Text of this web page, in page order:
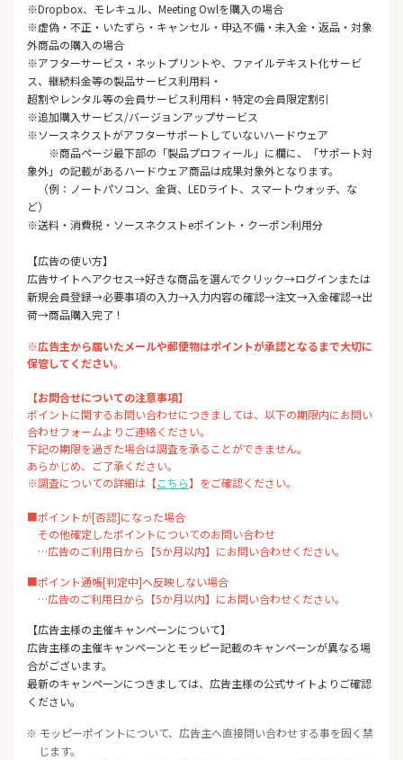
※Dropbox、モレキュル、Meeting Owlを購入の場合
※虚偽・不正・いたずら・キャンセル・申込不備・未入金・返品・対象
外商品の購入の場合
※アフターサービス・ネットプリントや、ファイルテキスト化サービ
ス、継続料金等の製品サービス利用料・
超割やレンタル等の会員サービス利用料・特定の会員限定割引
※追加購入サービス/バージョンアップサービス
※ソースネクストがアフターサポートしていないハードウェア
※商品ページ最下部の「製品プロフィール」に欄に、「サポート対
象外」の記載があるハードウェア商品は成果対象外となります。
（例：ノートパソコン、金貨、LEDライト、スマートウォッチ、な
ど）
※送料・消費税・ソースネクストeポイント・クーポン利用分
【広告の使い方】
広告サイトへアクセス→好きな商品を選んでクリック→ログインまたは
新規会員登録→必要事項の入力→入力内容の確認→注文→入金確認→出
荷→商品購入完了！
※広告主から届いたメールや郵便物はポイントが承認となるまで大切に
保管してください。
【お問合せについての注意事項】
ポイントに関するお問い合わせにつきましては、以下の期限内にお問い
合わせフォームよりご連絡ください。
下記の期限を過ぎた場合は調査を承ることができません。
あらかじめ、ご了承ください。
※調査についての詳細は【こちら】をご確認ください。
■ポイントが[否認]になった場合
その他確定したポイントについてのお問い合わせ
…広告のご利用日から【5か月以内】にお問い合わせください。
■ポイント通帳[判定中]へ反映しない場合
…広告のご利用日から【5か月以内】にお問い合わせください。
【広告主様の主催キャンペーンについて】
広告主様の主催キャンペーンとモッピー記載のキャンペーンが異なる場
合がございます。
最新のキャンペーンにつきましては、広告主様の公式サイトよりご確認
ください。
※ モッピーポイントについて、広告主へ直接問い合わせする事を固く禁
じます。